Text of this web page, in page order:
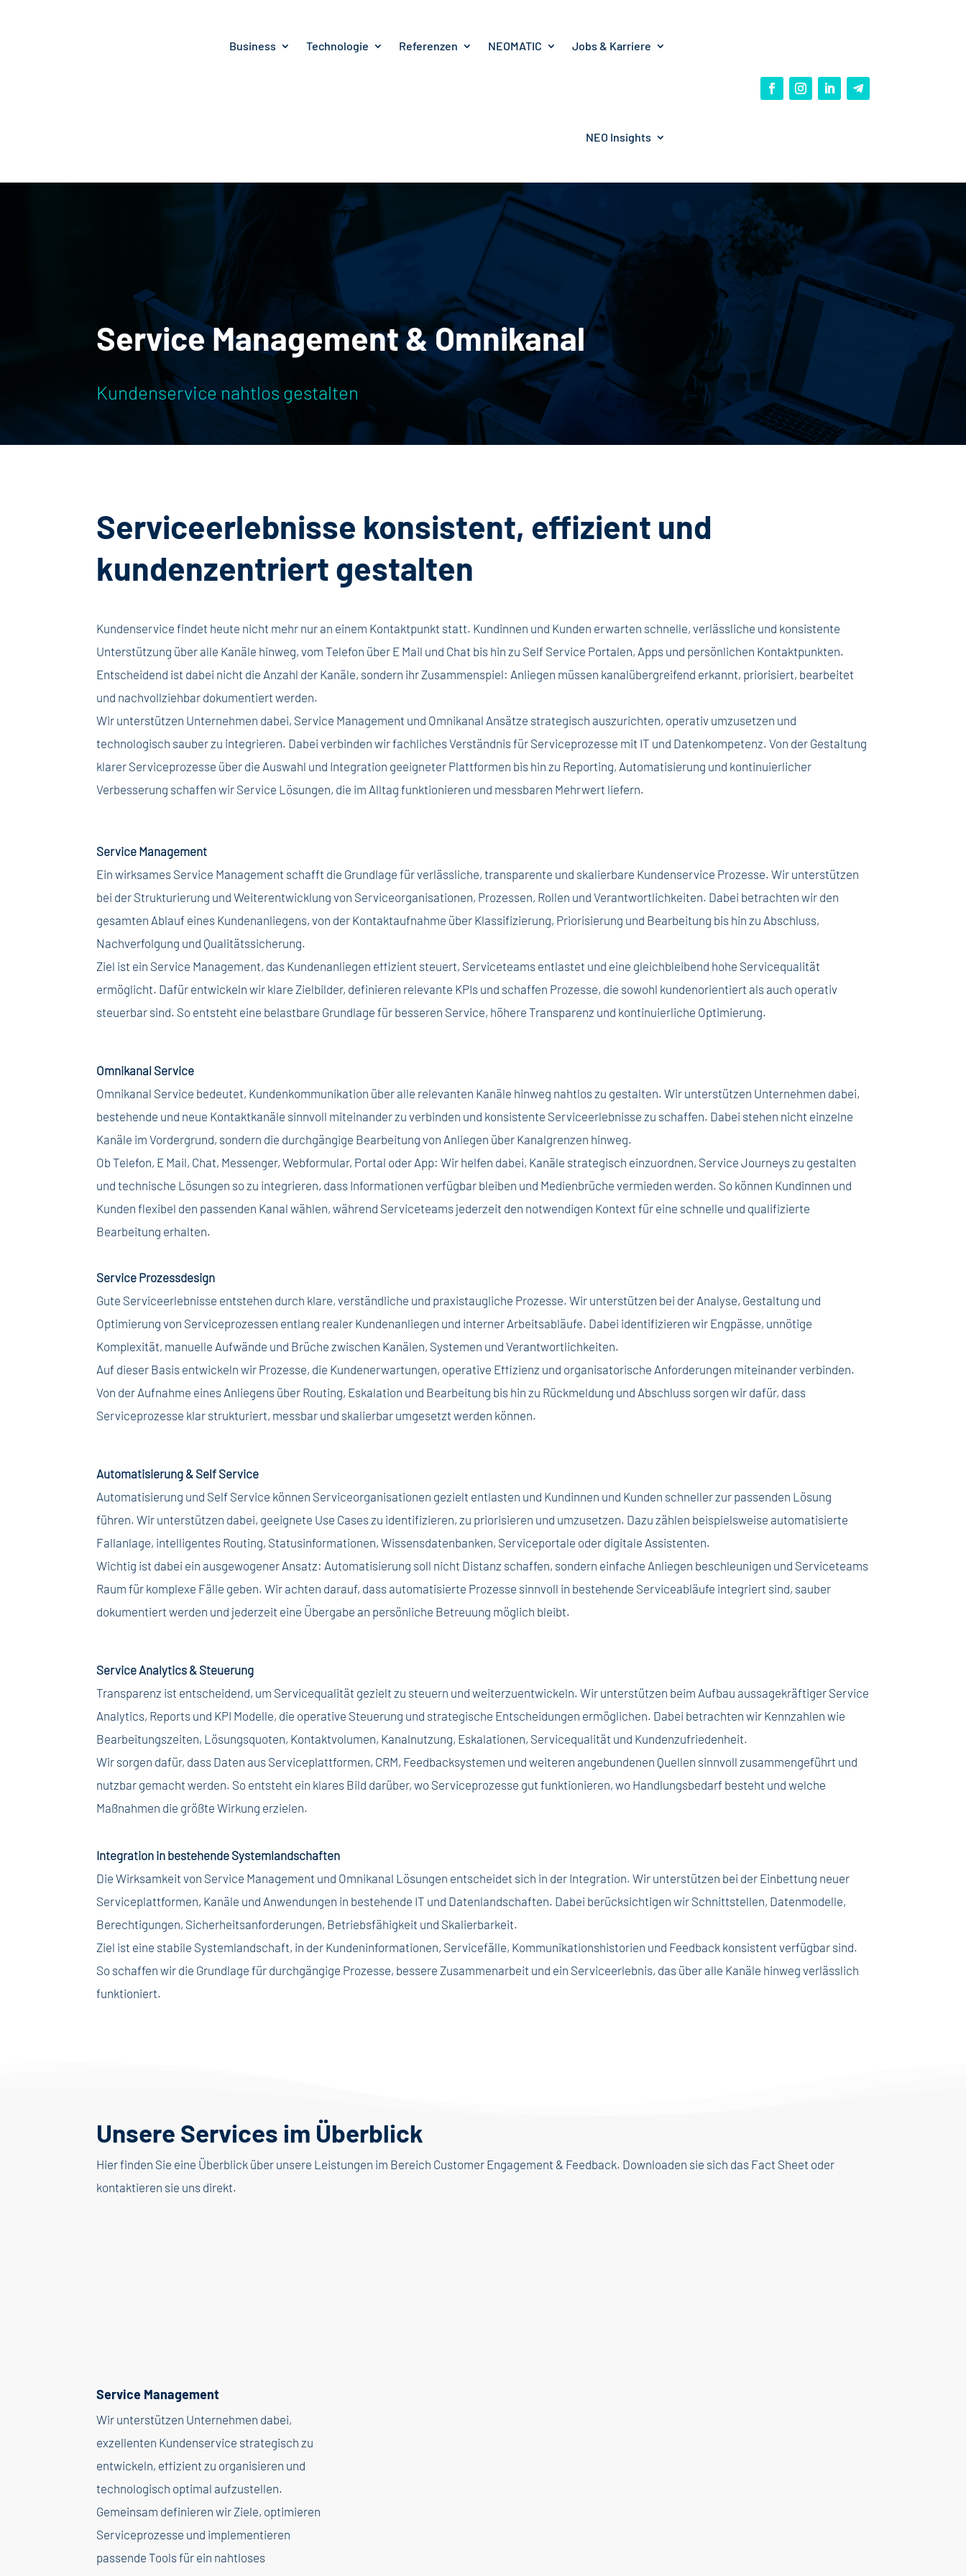
Business Technologie Referenzen NEOMATIC Jobs & Karriere
NEO Insights
Service Management & Omnikanal
Kundenservice nahtlos gestalten
Serviceerlebnisse konsistent, effizient und
kundenzentriert gestalten
Kundenservice findet heute nicht mehr nur an einem Kontaktpunkt statt. Kundinnen und Kunden erwarten schnelle, verlässliche und konsistente
Unterstützung über alle Kanäle hinweg, vom Telefon über E Mail und Chat bis hin zu Self Service Portalen, Apps und persönlichen Kontaktpunkten.
Entscheidend ist dabei nicht die Anzahl der Kanäle, sondern ihr Zusammenspiel: Anliegen müssen kanalübergreifend erkannt, priorisiert, bearbeitet
und nachvollziehbar dokumentiert werden.
Wir unterstützen Unternehmen dabei, Service Management und Omnikanal Ansätze strategisch auszurichten, operativ umzusetzen und
technologisch sauber zu integrieren. Dabei verbinden wir fachliches Verständnis für Serviceprozesse mit IT und Datenkompetenz. Von der Gestaltung
klarer Serviceprozesse über die Auswahl und Integration geeigneter Plattformen bis hin zu Reporting, Automatisierung und kontinuierlicher
Verbesserung schaffen wir Service Lösungen, die im Alltag funktionieren und messbaren Mehrwert liefern.
Service Management
Ein wirksames Service Management schafft die Grundlage für verlässliche, transparente und skalierbare Kundenservice Prozesse. Wir unterstützen
bei der Strukturierung und Weiterentwicklung von Serviceorganisationen, Prozessen, Rollen und Verantwortlichkeiten. Dabei betrachten wir den
gesamten Ablauf eines Kundenanliegens, von der Kontaktaufnahme über Klassifizierung, Priorisierung und Bearbeitung bis hin zu Abschluss,
Nachverfolgung und Qualitätssicherung.
Ziel ist ein Service Management, das Kundenanliegen effizient steuert, Serviceteams entlastet und eine gleichbleibend hohe Servicequalität
ermöglicht. Dafür entwickeln wir klare Zielbilder, definieren relevante KPIs und schaffen Prozesse, die sowohl kundenorientiert als auch operativ
steuerbar sind. So entsteht eine belastbare Grundlage für besseren Service, höhere Transparenz und kontinuierliche Optimierung.
Omnikanal Service
Omnikanal Service bedeutet, Kundenkommunikation über alle relevanten Kanäle hinweg nahtlos zu gestalten. Wir unterstützen Unternehmen dabei,
bestehende und neue Kontaktkanäle sinnvoll miteinander zu verbinden und konsistente Serviceerlebnisse zu schaffen. Dabei stehen nicht einzelne
Kanäle im Vordergrund, sondern die durchgängige Bearbeitung von Anliegen über Kanalgrenzen hinweg.
Ob Telefon, E Mail, Chat, Messenger, Webformular, Portal oder App: Wir helfen dabei, Kanäle strategisch einzuordnen, Service Journeys zu gestalten
und technische Lösungen so zu integrieren, dass Informationen verfügbar bleiben und Medienbrüche vermieden werden. So können Kundinnen und
Kunden flexibel den passenden Kanal wählen, während Serviceteams jederzeit den notwendigen Kontext für eine schnelle und qualifizierte
Bearbeitung erhalten.
Service Prozessdesign
Gute Serviceerlebnisse entstehen durch klare, verständliche und praxistaugliche Prozesse. Wir unterstützen bei der Analyse, Gestaltung und
Optimierung von Serviceprozessen entlang realer Kundenanliegen und interner Arbeitsabläufe. Dabei identifizieren wir Engpässe, unnötige
Komplexität, manuelle Aufwände und Brüche zwischen Kanälen, Systemen und Verantwortlichkeiten.
Auf dieser Basis entwickeln wir Prozesse, die Kundenerwartungen, operative Effizienz und organisatorische Anforderungen miteinander verbinden.
Von der Aufnahme eines Anliegens über Routing, Eskalation und Bearbeitung bis hin zu Rückmeldung und Abschluss sorgen wir dafür, dass
Serviceprozesse klar strukturiert, messbar und skalierbar umgesetzt werden können.
Automatisierung & Self Service
Automatisierung und Self Service können Serviceorganisationen gezielt entlasten und Kundinnen und Kunden schneller zur passenden Lösung
führen. Wir unterstützen dabei, geeignete Use Cases zu identifizieren, zu priorisieren und umzusetzen. Dazu zählen beispielsweise automatisierte
Fallanlage, intelligentes Routing, Statusinformationen, Wissensdatenbanken, Serviceportale oder digitale Assistenten.
Wichtig ist dabei ein ausgewogener Ansatz: Automatisierung soll nicht Distanz schaffen, sondern einfache Anliegen beschleunigen und Serviceteams
Raum für komplexe Fälle geben. Wir achten darauf, dass automatisierte Prozesse sinnvoll in bestehende Serviceabläufe integriert sind, sauber
dokumentiert werden und jederzeit eine Übergabe an persönliche Betreuung möglich bleibt.
Service Analytics & Steuerung
Transparenz ist entscheidend, um Servicequalität gezielt zu steuern und weiterzuentwickeln. Wir unterstützen beim Aufbau aussagekräftiger Service
Analytics, Reports und KPI Modelle, die operative Steuerung und strategische Entscheidungen ermöglichen. Dabei betrachten wir Kennzahlen wie
Bearbeitungszeiten, Lösungsquoten, Kontaktvolumen, Kanalnutzung, Eskalationen, Servicequalität und Kundenzufriedenheit.
Wir sorgen dafür, dass Daten aus Serviceplattformen, CRM, Feedbacksystemen und weiteren angebundenen Quellen sinnvoll zusammengeführt und
nutzbar gemacht werden. So entsteht ein klares Bild darüber, wo Serviceprozesse gut funktionieren, wo Handlungsbedarf besteht und welche
Maßnahmen die größte Wirkung erzielen.
Integration in bestehende Systemlandschaften
Die Wirksamkeit von Service Management und Omnikanal Lösungen entscheidet sich in der Integration. Wir unterstützen bei der Einbettung neuer
Serviceplattformen, Kanäle und Anwendungen in bestehende IT und Datenlandschaften. Dabei berücksichtigen wir Schnittstellen, Datenmodelle,
Berechtigungen, Sicherheitsanforderungen, Betriebsfähigkeit und Skalierbarkeit.
Ziel ist eine stabile Systemlandschaft, in der Kundeninformationen, Servicefälle, Kommunikationshistorien und Feedback konsistent verfügbar sind.
So schaffen wir die Grundlage für durchgängige Prozesse, bessere Zusammenarbeit und ein Serviceerlebnis, das über alle Kanäle hinweg verlässlich
funktioniert.
Unsere Services im Überblick
Hier finden Sie eine Überblick über unsere Leistungen im Bereich Customer Engagement & Feedback. Downloaden sie sich das Fact Sheet oder
kontaktieren sie uns direkt.
Service Management
Wir unterstützen Unternehmen dabei,
exzellenten Kundenservice strategisch zu
entwickeln, effizient zu organisieren und
technologisch optimal aufzustellen.
Gemeinsam definieren wir Ziele, optimieren
Serviceprozesse und implementieren
passende Tools für ein nahtloses